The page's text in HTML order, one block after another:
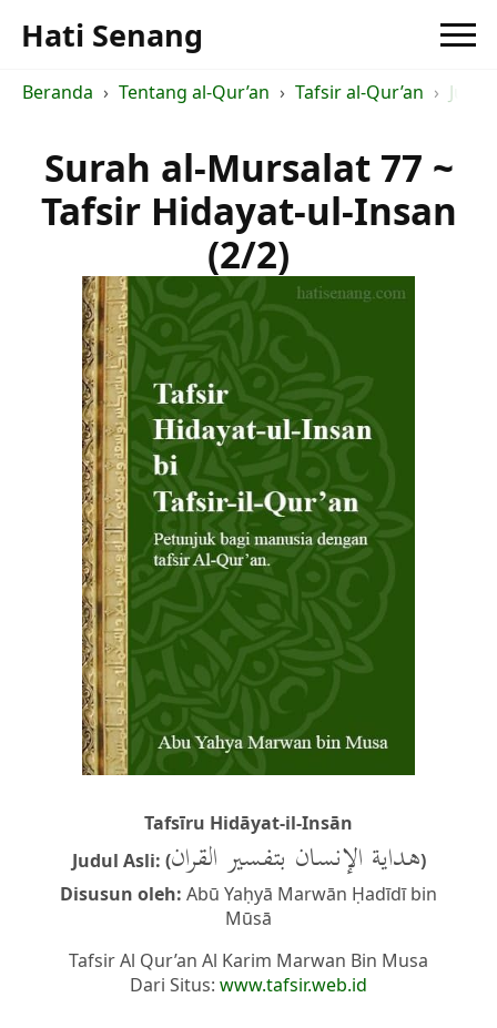
Hati Senang
Beranda Tentang al-Qur’an Tafsir al-Qur’an
Surah al-Mursalat 77 ~
Tafsir Hidayat-ul-Insan
(2/2)
Tafsīru Hidāyat-il-Insān
Judul Asli: (هداية الإنسان بتفسير القران)
Disusun oleh: Abū Yaḥyā Marwān Ḥadīdī bin
Mūsā
Tafsir Al Qur’an Al Karim Marwan Bin Musa
Dari Situs: www.tafsir.web.id